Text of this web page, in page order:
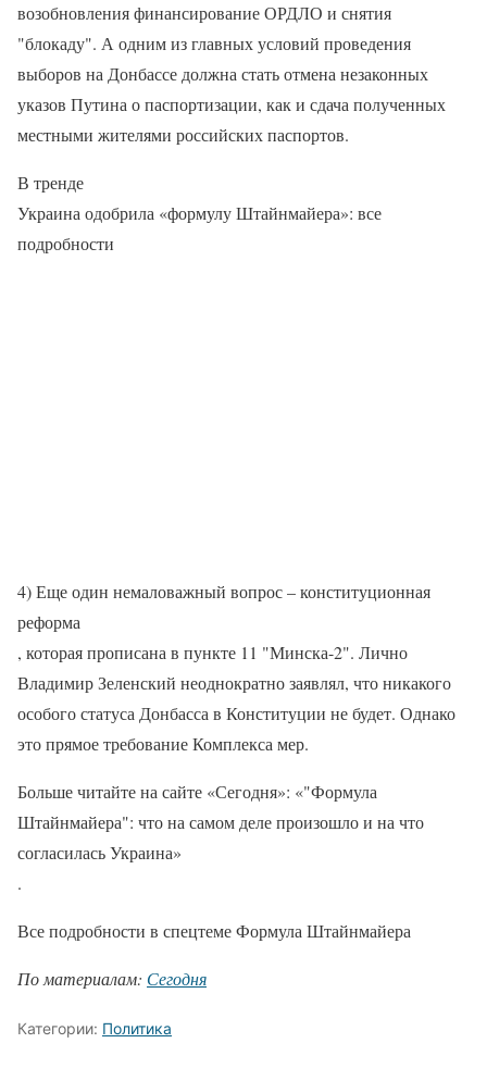
возобновления финансирование ОРДЛО и снятия
"блокаду". А одним из главных условий проведения
выборов на Донбассе должна стать отмена незаконных
указов Путина о паспортизации, как и сдача полученных
местными жителями российских паспортов.
В тренде
Украина одобрила «формулу Штайнмайера»: все
подробности
4) Еще один немаловажный вопрос – конституционная
реформа
, которая прописана в пункте 11 "Минска-2". Лично
Владимир Зеленский неоднократно заявлял, что никакого
особого статуса Донбасса в Конституции не будет. Однако
это прямое требование Комплекса мер.
Больше читайте на сайте «Сегодня»: «"Формула
Штайнмайера": что на самом деле произошло и на что
согласилась Украина»
.
Все подробности в спецтеме Формула Штайнмайера
По материалам: Сегодня
Категории: Политика